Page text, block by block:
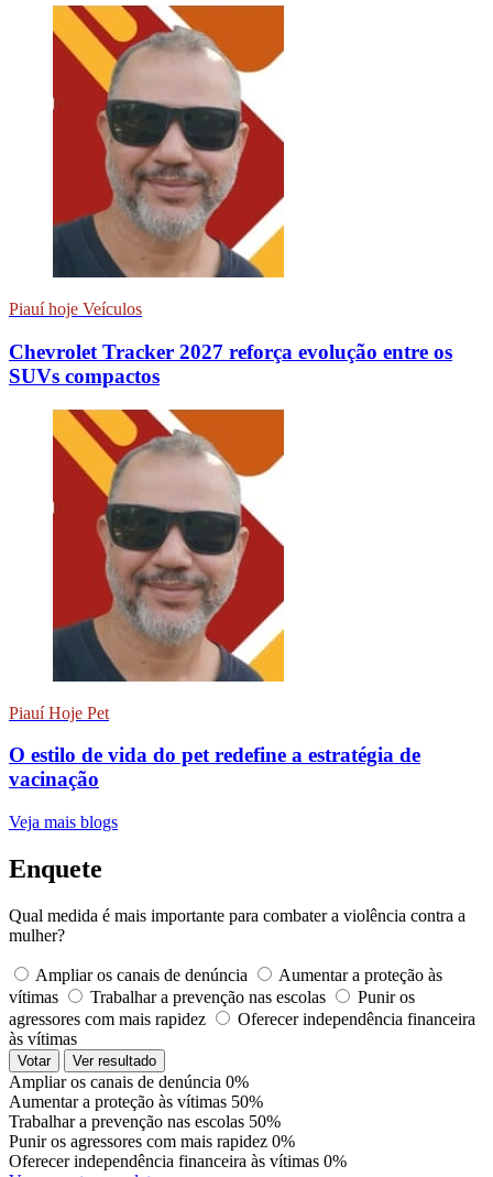
Piauí hoje Veículos
Chevrolet Tracker 2027 reforça evolução entre os
SUVs compactos
Piauí Hoje Pet
O estilo de vida do pet redefine a estratégia de
vacinação
Veja mais blogs
Enquete
Qual medida é mais importante para combater a violência contra a
mulher?
Ampliar os canais de denúncia
Aumentar a proteção às
vítimas
Trabalhar a prevenção nas escolas
Punir os
agressores com mais rapidez
Oferecer independência financeira
às vítimas
Votar Ver resultado
Ampliar os canais de denúncia 0%
Aumentar a proteção às vítimas 50%
Trabalhar a prevenção nas escolas 50%
Punir os agressores com mais rapidez 0%
Oferecer independência financeira às vítimas 0%